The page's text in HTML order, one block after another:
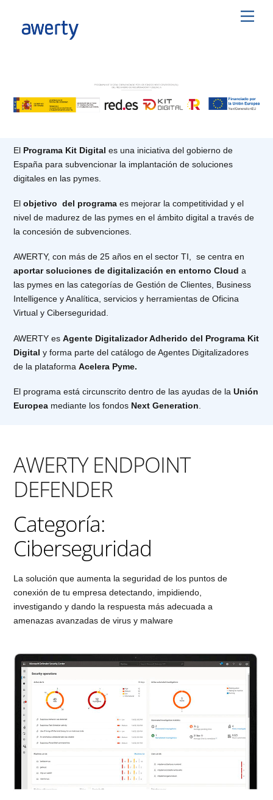
content
El Programa Kit Digital es una iniciativa del gobierno de
España para subvencionar la implantación de soluciones
digitales en las pymes.
Elobjetivo del programa es mejorar la competitividad y el
nivel de madurez de las pymes en el ámbito digital a través de
la concesión de subvenciones.
AWERTY, con más de 25 años en el sector TI, se centra en
aportar soluciones de digitalización en entorno Cloud a
las pymes en las categorías de Gestión de Clientes, Business
Intelligence y Analítica, servicios y herramientas de Oficina
Virtual y Ciberseguridad.
AWERTY esAgente Digitalizador Adherido del Programa Kit
Digital y forma parte del catálogo de Agentes Digitalizadores
de la plataformaAcelera Pyme.
El programa está circunscrito dentro de las ayudas de la Unión
Europea mediante los fondos Next Generation
AWERTY ENDPOINT
DEFENDER
Categoría:
Ciberseguridad
La solución que aumenta la seguridad de los puntos de
conexión de tu empresa detectando, impidiendo,
investigando y dando la respuesta más adecuada a
amenazas avanzadas de virus y malware